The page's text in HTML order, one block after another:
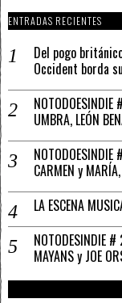
ENTRADAS RECIENTES
Del pogo
Occident borda
NOTODOESINDIE
UMBRA, LEÓN
NOTODOESINDIE
CARMEN y
LA ESCENA
NOTODESINDIE
MAYANS y JOE